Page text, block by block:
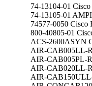
74-13104-01
74-13105-01
74577-0050 Cisco
800-40805-01
ACS-2600ASYN
AIR-CAB005LL-
AIR-CAB005PL-R
AIR-CAB020LL-
AIR-